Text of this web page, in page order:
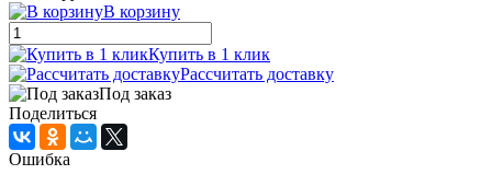
В корзину
Купить в 1 клик
Рассчитать доставку
Под заказ
Поделиться
Ошибка